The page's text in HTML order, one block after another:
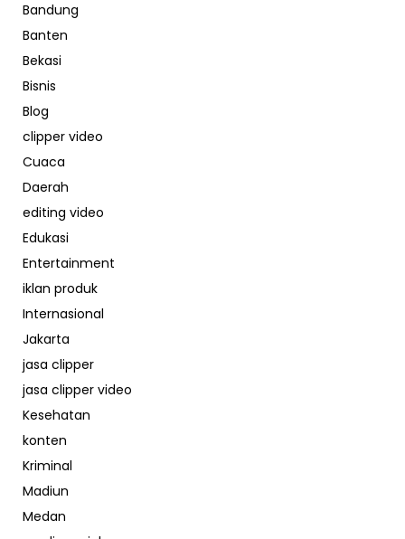
Bandung
Banten
Bekasi
Bisnis
Blog
clipper video
Cuaca
Daerah
editing video
Edukasi
Entertainment
iklan produk
Internasional
Jakarta
jasa clipper
jasa clipper video
Kesehatan
konten
Kriminal
Madiun
Medan